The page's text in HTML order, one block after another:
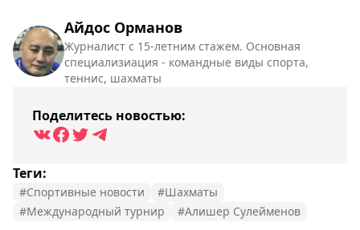
Айдос Орманов
Журналист с 15-летним стажем. Основная
специализиация - командные виды спорта,
теннис, шахматы
Поделитесь новостью:
Теги:
#Спортивные новости
#Шахматы
#Международный турнир
#Алишер Сулейменов